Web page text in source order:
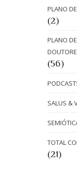
PLANO
(2)
PLANO
(56)
SALUS &
TOTAL
(21)